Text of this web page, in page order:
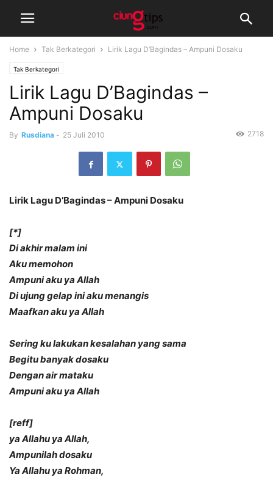
Home Tak Berkategori Lirik Lagu D’Bagindas – Ampuni Dosaku
Tak Berkategori
Lirik Lagu D’Bagindas –
Ampuni Dosaku
By Rusdiana - 25 Juli 2010 2718
Lirik Lagu D’Bagindas – Ampuni Dosaku
[*]
Di akhir malam ini
Aku memohon
Ampuni aku ya Allah
Di ujung gelap ini aku menangis
Maafkan aku ya Allah
Sering ku lakukan kesalahan yang sama
Begitu banyak dosaku
Dengan air mataku
Ampuni aku ya Allah
[reff]
ya Allahu ya Allah,
Ampunilah dosaku
Ya Allahu ya Rohman,